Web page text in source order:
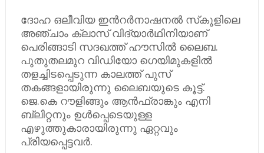
ദോഹ ഒലീവിയ ഇൻറർനാഷനൽ സ്​കൂളിലെ
അഞ്ചാം ക്ലാസ്​ വിദ്യാർഥിനിയാണ്​
പെരിങ്ങാടി സദഖത്ത്​ ഹൗസിൽ ലൈബ.
പുതുതലമുറ വിഡിയോ ഗെയിമുകളിൽ
തളച്ചിടപ്പെടുന്ന കാലത്ത്​ പുസ്​
തകങ്ങളായിരുന്നു ലൈബയുടെ കൂട്ട്​. ​
ജെ.കെ റൗളിങ്ങും ആൻഫ്രാങ്കും എനി​
ബ്ലിറ്റനും ഉൾപ്പെടെയുള്ള
എഴുത്തുകാരായിരുന്നു ഏറ്റവും
പ്രിയപ്പെട്ടവർ.